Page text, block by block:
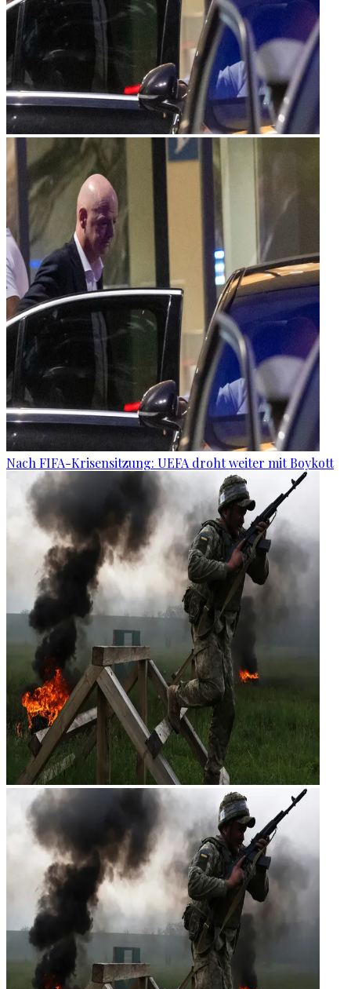
Nach FIFA-Krisensitzung: UEFA droht weiter mit Boykott